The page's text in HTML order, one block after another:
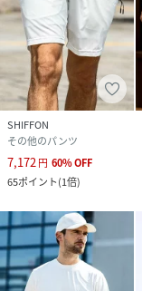
SHIFFON
その他のパンツ
7,172円 60%OFF
65ポイント(1倍)